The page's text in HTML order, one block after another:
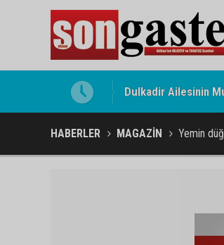
Gölbaşı Esnafının
HABERLER MAGAZİN Yemin